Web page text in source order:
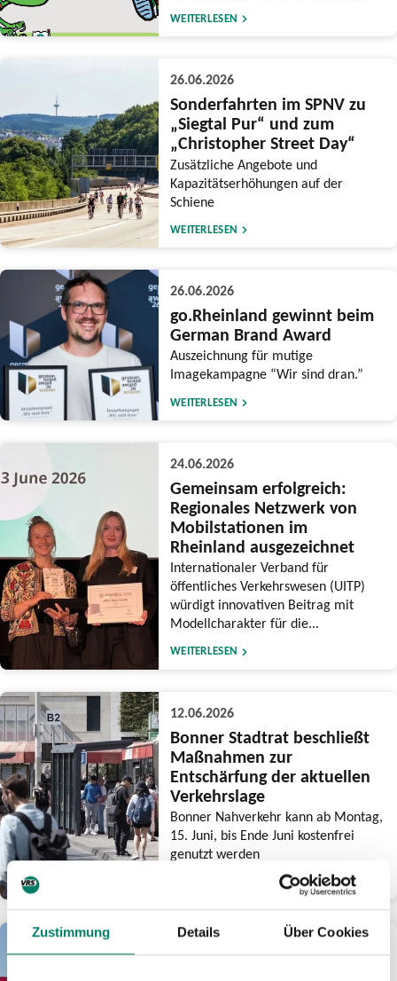
Zustimmung Details Über Cookies
WEITERLESEN
26.06.2026
Sonderfahrten im SPNV zu
„Siegtal Pur“ und zum
„Christopher Street Day“
Zusätzliche Angebote und
Kapazitätserhöhungen auf der
Schiene
WEITERLESEN
26.06.2026
go.Rheinland gewinnt beim
German Brand Award
Auszeichnung für mutige
Imagekampagne “Wir sind dran.”
WEITERLESEN
24.06.2026
Gemeinsam erfolgreich:
Regionales Netzwerk von
Mobilstationen im
Rheinland ausgezeichnet
Internationaler Verband für
öffentliches Verkehrswesen (UITP)
würdigt innovativen Beitrag mit
Modellcharakter für die...
WEITERLESEN
12.06.2026
Bonner Stadtrat beschließt
Maßnahmen zur
Entschärfung der aktuellen
Verkehrslage
Bonner Nahverkehr kann ab Montag,
15. Juni, bis Ende Juni kostenfrei
genutzt werden
03.06.2026